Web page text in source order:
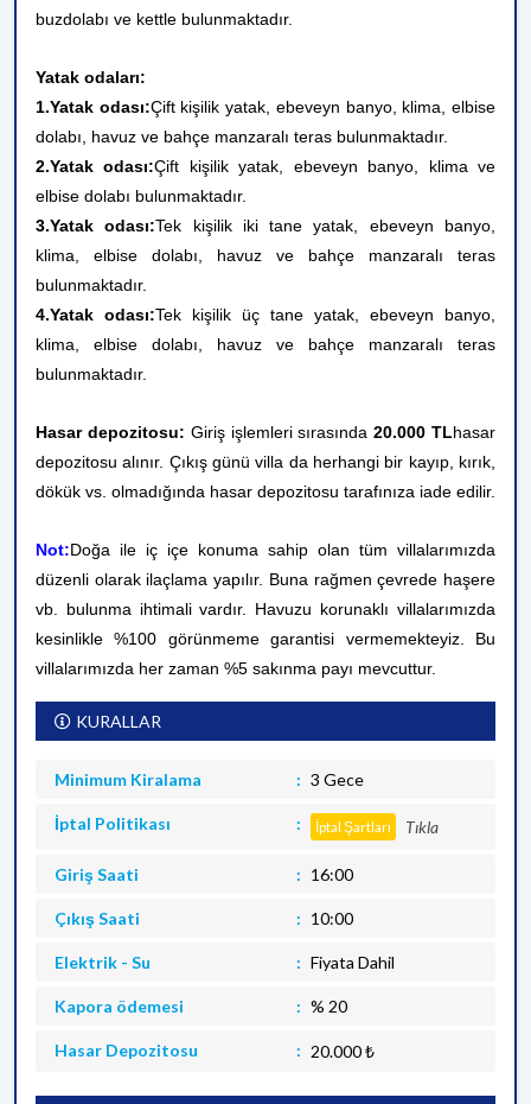
buzdolabı ve kettle bulunmaktadır.
Yatak odaları:
1.Yatak odası:Çift kişilik yatak, ebeveyn banyo, klima, elbise
dolabı, havuz ve bahçe manzaralı teras bulunmaktadır.
2.Yatak odası:Çift kişilik yatak, ebeveyn banyo, klima ve
elbise dolabı bulunmaktadır.
3.Yatak odası:Tek kişilik iki tane yatak, ebeveyn banyo,
klima, elbise dolabı, havuz ve bahçe manzaralı teras
bulunmaktadır.
4.Yatak odası:Tek kişilik üç tane yatak, ebeveyn banyo,
klima, elbise dolabı, havuz ve bahçe manzaralı teras
bulunmaktadır.
Hasar depozitosu: Giriş işlemleri sırasında20.000 TLhasar
depozitosu alınır. Çıkış günü villa da herhangi bir kayıp, kırık,
dökük vs. olmadığında hasar depozitosu tarafınıza iade edilir.
Not:Doğa ile iç içe konuma sahip olan tüm villalarımızda
düzenli olarak ilaçlama yapılır. Buna rağmen çevrede haşere
vb. bulunma ihtimali vardır. Havuzu korunaklı villalarımızda
kesinlikle %100 görünmeme garantisi vermemekteyiz. Bu
villalarımızda her zaman %5 sakınma payı mevcuttur.
KURALLAR
Minimum Kiralama 3 Gece
İptal Politikası İptal Şartları Tıkla
Giriş Saati 16:00
Çıkış Saati 10:00
Elektrik - Su Fiyata Dahil
Kapora ödemesi % 20
Hasar Depozitosu 20.000 ₺